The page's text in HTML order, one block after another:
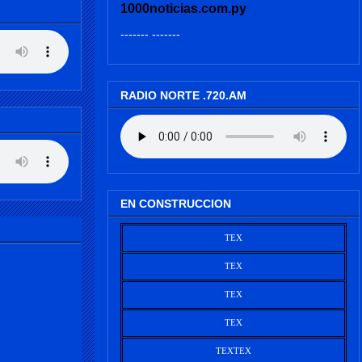
1000noticias.com.py
------- -------
RADIO NORTE .720.AM
EN CONSTRUCCION
TEX
TEX
TEX
TEX
TEXTEX